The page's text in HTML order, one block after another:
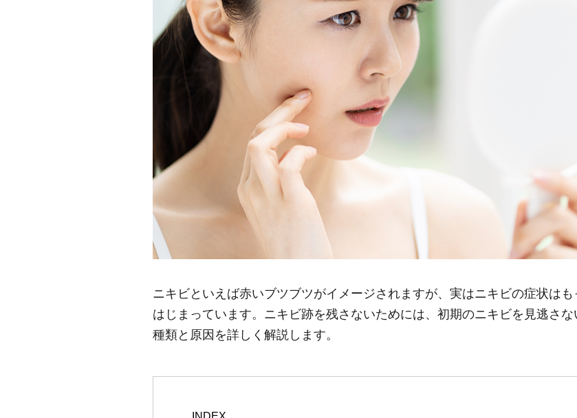
ニキビといえば赤いブツブツがイメージされますが、実はニキビの症状は
はじまっています。ニキビ跡を残さないためには、初期のニキビを見逃さ
種類と原因を詳しく解説します。